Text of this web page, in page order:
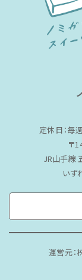
定休日：毎
〒
JR山手線
いず
運営元：